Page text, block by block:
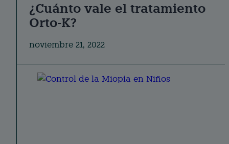
¿Cuánto vale el tratamiento
Orto-K?
noviembre 21, 2022